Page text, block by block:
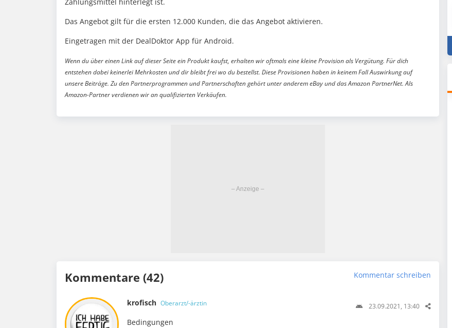
Das Angebot gilt für die ersten 12.000 Kunden, die das Angebot aktivieren.
Eingetragen mit der DealDoktor App für Android.
Wenn du über einen Link auf dieser Seite ein Produkt kaufst, erhalten wir oftmals eine kleine Provision als Vergütung. Für dich
entstehen dabei keinerlei Mehrkosten und dir bleibt frei wo du bestellst. Diese Provisionen haben in keinem Fall Auswirkung auf
unsere Beiträge. Zu den Partnerprogrammen und Partnerschaften gehört unter anderem eBay und das Amazon PartnerNet. Als
Amazon-Partner verdienen wir an qualifizierten Verkäufen.
Kommentare (42) Kommentar schreiben
krofisch Oberarzt/-ärztin 23.09.2021, 13:40
Bedingungen